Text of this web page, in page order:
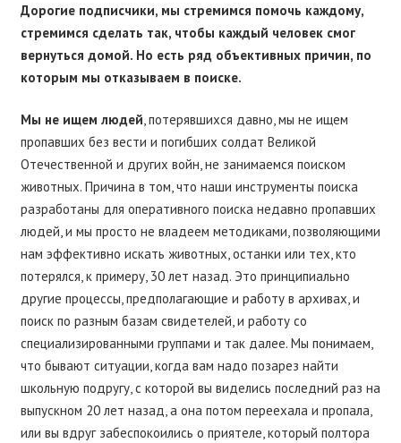
Дорогие подписчики, мы стремимся помочь каждому,
стремимся сделать так, чтобы каждый человек смог
вернуться домой. Но есть ряд объективных причин, по
которым мы отказываем в поиске.
Мы не ищем людей, потерявшихся давно, мы не ищем
пропавших без вести и погибших солдат Великой
Отечественной и других войн, не занимаемся поиском
животных. Причина в том, что наши инструменты поиска
разработаны для оперативного поиска недавно пропавших
людей, и мы просто не владеем методиками, позволяющими
нам эффективно искать животных, останки или тех, кто
потерялся, к примеру, 30 лет назад. Это принципиально
другие процессы, предполагающие и работу в архивах, и
поиск по разным базам свидетелей, и работу со
специализированными группами и так далее. Мы понимаем,
что бывают ситуации, когда вам надо позарез найти
школьную подругу, с которой вы виделись последний раз на
выпускном 20 лет назад, а она потом переехала и пропала,
или вы вдруг забеспокоились о приятеле, который полтора